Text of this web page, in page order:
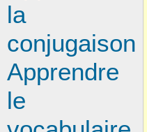
la
conjugaison
Apprendre
le